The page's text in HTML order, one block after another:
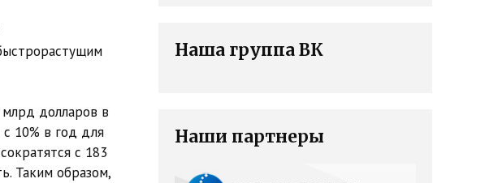
долларов в
10% в год для
с 183
Таким образом,
Наша группа ВК
Наши партнеры